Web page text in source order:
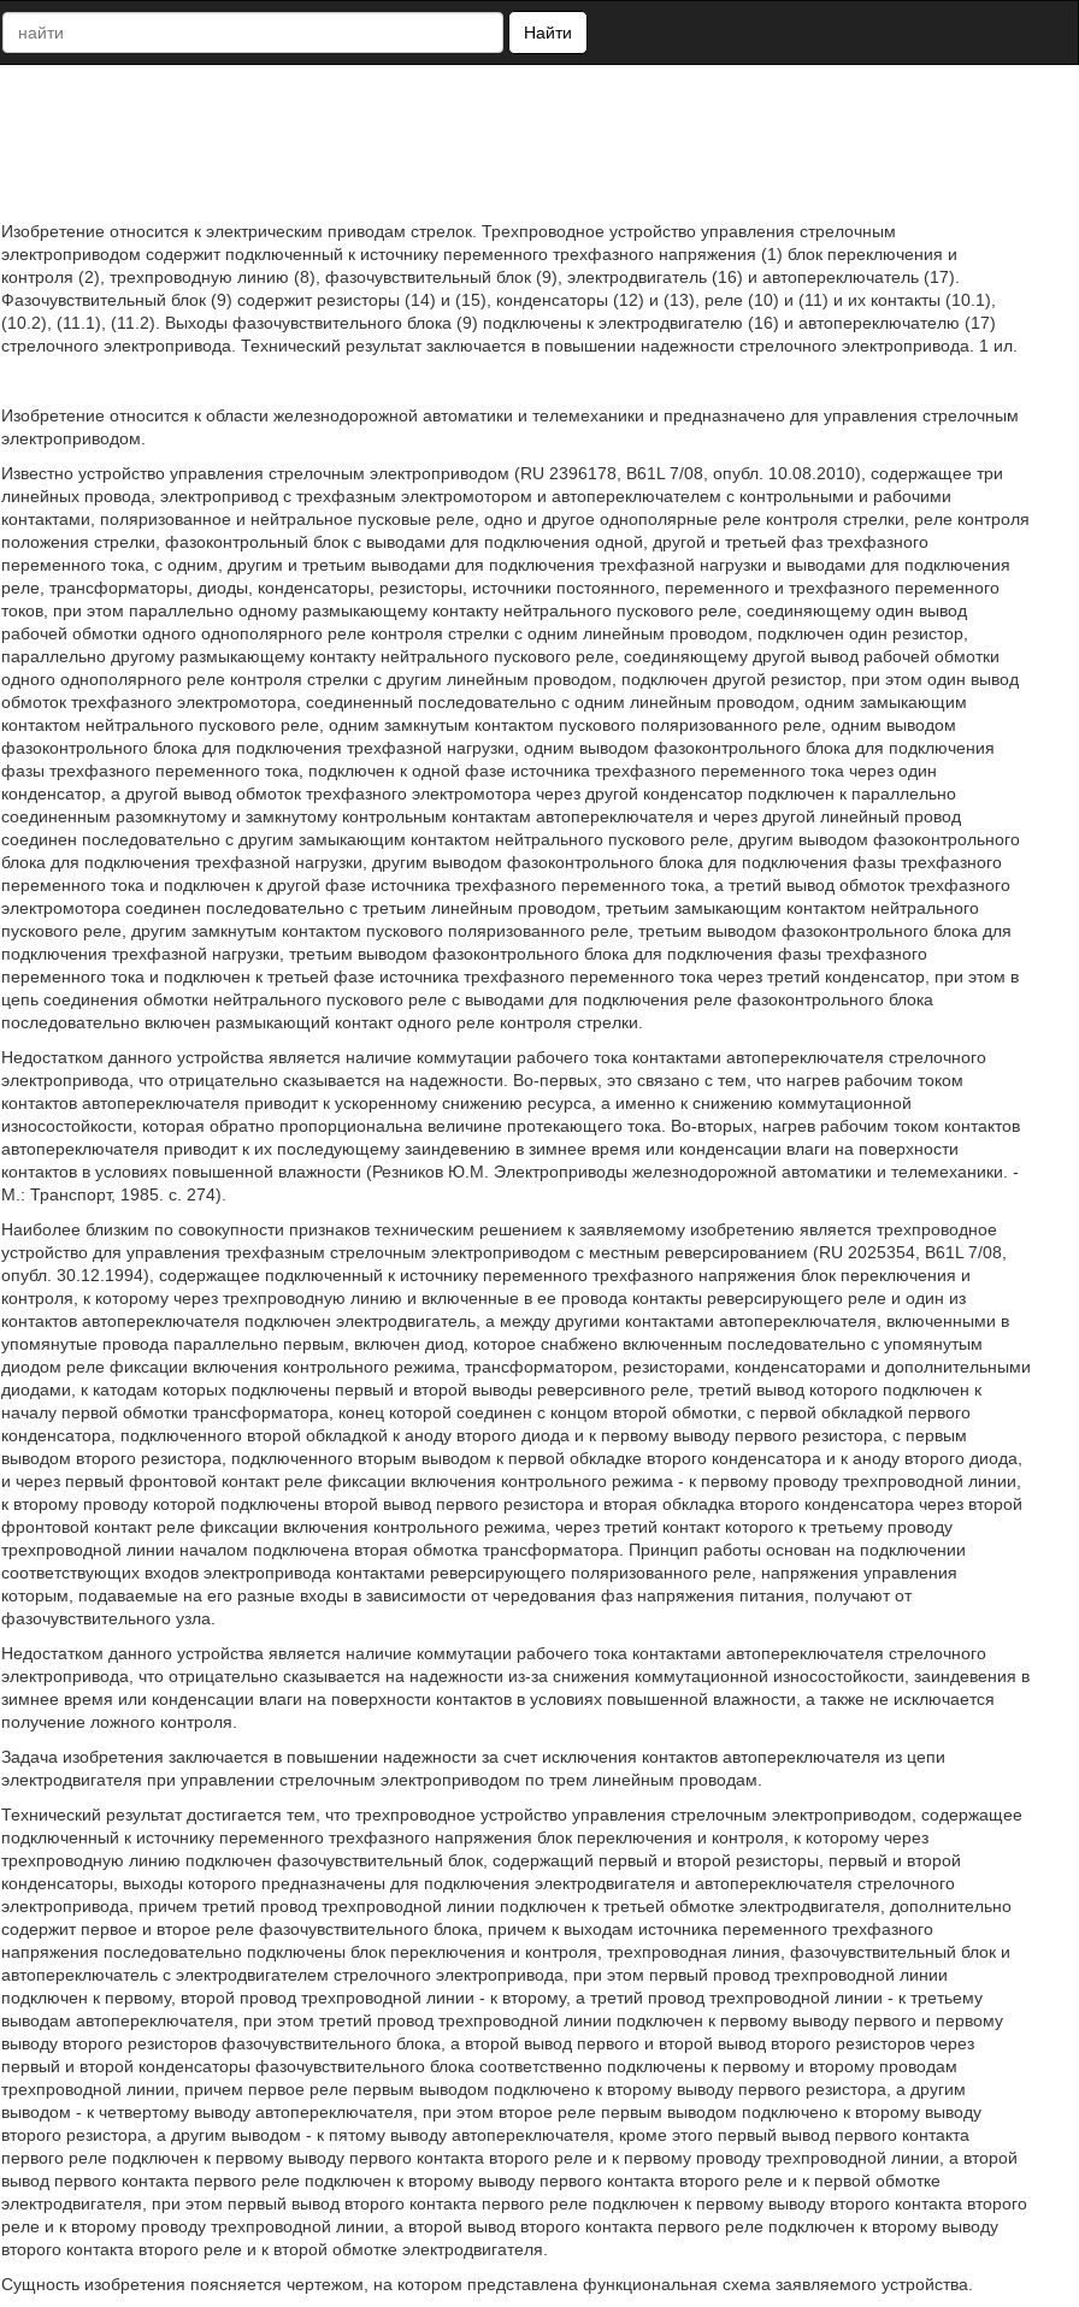
Найти
Изобретение относится к электрическим приводам стрелок. Трехпроводное устройство управления стрелочным
электроприводом содержит подключенный к источнику переменного трехфазного напряжения (1) блок переключения и
контроля (2), трехпроводную линию (8), фазочувствительный блок (9), электродвигатель (16) и автопереключатель (17).
Фазочувствительный блок (9) содержит резисторы (14) и (15), конденсаторы (12) и (13), реле (10) и (11) и их контакты (10.1),
(10.2), (11.1), (11.2). Выходы фазочувствительного блока (9) подключены к электродвигателю (16) и автопереключателю (17)
стрелочного электропривода. Технический результат заключается в повышении надежности стрелочного электропривода. 1 ил.
Изобретение относится к области железнодорожной автоматики и телемеханики и предназначено для управления стрелочным
электроприводом.
Известно устройство управления стрелочным электроприводом (RU 2396178, B61L 7/08, опубл. 10.08.2010), содержащее три
линейных провода, электропривод с трехфазным электромотором и автопереключателем с контрольными и рабочими
контактами, поляризованное и нейтральное пусковые реле, одно и другое однополярные реле контроля стрелки, реле контроля
положения стрелки, фазоконтрольный блок с выводами для подключения одной, другой и третьей фаз трехфазного
переменного тока, с одним, другим и третьим выводами для подключения трехфазной нагрузки и выводами для подключения
реле, трансформаторы, диоды, конденсаторы, резисторы, источники постоянного, переменного и трехфазного переменного
токов, при этом параллельно одному размыкающему контакту нейтрального пускового реле, соединяющему один вывод
рабочей обмотки одного однополярного реле контроля стрелки с одним линейным проводом, подключен один резистор,
параллельно другому размыкающему контакту нейтрального пускового реле, соединяющему другой вывод рабочей обмотки
одного однополярного реле контроля стрелки с другим линейным проводом, подключен другой резистор, при этом один вывод
обмоток трехфазного электромотора, соединенный последовательно с одним линейным проводом, одним замыкающим
контактом нейтрального пускового реле, одним замкнутым контактом пускового поляризованного реле, одним выводом
фазоконтрольного блока для подключения трехфазной нагрузки, одним выводом фазоконтрольного блока для подключения
фазы трехфазного переменного тока, подключен к одной фазе источника трехфазного переменного тока через один
конденсатор, а другой вывод обмоток трехфазного электромотора через другой конденсатор подключен к параллельно
соединенным разомкнутому и замкнутому контрольным контактам автопереключателя и через другой линейный провод
соединен последовательно с другим замыкающим контактом нейтрального пускового реле, другим выводом фазоконтрольного
блока для подключения трехфазной нагрузки, другим выводом фазоконтрольного блока для подключения фазы трехфазного
переменного тока и подключен к другой фазе источника трехфазного переменного тока, а третий вывод обмоток трехфазного
электромотора соединен последовательно с третьим линейным проводом, третьим замыкающим контактом нейтрального
пускового реле, другим замкнутым контактом пускового поляризованного реле, третьим выводом фазоконтрольного блока для
подключения трехфазной нагрузки, третьим выводом фазоконтрольного блока для подключения фазы трехфазного
переменного тока и подключен к третьей фазе источника трехфазного переменного тока через третий конденсатор, при этом в
цепь соединения обмотки нейтрального пускового реле с выводами для подключения реле фазоконтрольного блока
последовательно включен размыкающий контакт одного реле контроля стрелки.
Недостатком данного устройства является наличие коммутации рабочего тока контактами автопереключателя стрелочного
электропривода, что отрицательно сказывается на надежности. Во-первых, это связано с тем, что нагрев рабочим током
контактов автопереключателя приводит к ускоренному снижению ресурса, а именно к снижению коммутационной
износостойкости, которая обратно пропорциональна величине протекающего тока. Во-вторых, нагрев рабочим током контактов
автопереключателя приводит к их последующему заиндевению в зимнее время или конденсации влаги на поверхности
контактов в условиях повышенной влажности (Резников Ю.М. Электроприводы железнодорожной автоматики и телемеханики. -
М.: Транспорт, 1985. с. 274).
Наиболее близким по совокупности признаков техническим решением к заявляемому изобретению является трехпроводное
устройство для управления трехфазным стрелочным электроприводом с местным реверсированием (RU 2025354, B61L 7/08,
опубл. 30.12.1994), содержащее подключенный к источнику переменного трехфазного напряжения блок переключения и
контроля, к которому через трехпроводную линию и включенные в ее провода контакты реверсирующего реле и один из
контактов автопереключателя подключен электродвигатель, а между другими контактами автопереключателя, включенными в
упомянутые провода параллельно первым, включен диод, которое снабжено включенным последовательно с упомянутым
диодом реле фиксации включения контрольного режима, трансформатором, резисторами, конденсаторами и дополнительными
диодами, к катодам которых подключены первый и второй выводы реверсивного реле, третий вывод которого подключен к
началу первой обмотки трансформатора, конец которой соединен с концом второй обмотки, с первой обкладкой первого
конденсатора, подключенного второй обкладкой к аноду второго диода и к первому выводу первого резистора, с первым
выводом второго резистора, подключенного вторым выводом к первой обкладке второго конденсатора и к аноду второго диода,
и через первый фронтовой контакт реле фиксации включения контрольного режима - к первому проводу трехпроводной линии,
к второму проводу которой подключены второй вывод первого резистора и вторая обкладка второго конденсатора через второй
фронтовой контакт реле фиксации включения контрольного режима, через третий контакт которого к третьему проводу
трехпроводной линии началом подключена вторая обмотка трансформатора. Принцип работы основан на подключении
соответствующих входов электропривода контактами реверсирующего поляризованного реле, напряжения управления
которым, подаваемые на его разные входы в зависимости от чередования фаз напряжения питания, получают от
фазочувствительного узла.
Недостатком данного устройства является наличие коммутации рабочего тока контактами автопереключателя стрелочного
электропривода, что отрицательно сказывается на надежности из-за снижения коммутационной износостойкости, заиндевения в
зимнее время или конденсации влаги на поверхности контактов в условиях повышенной влажности, а также не исключается
получение ложного контроля.
Задача изобретения заключается в повышении надежности за счет исключения контактов автопереключателя из цепи
электродвигателя при управлении стрелочным электроприводом по трем линейным проводам.
Технический результат достигается тем, что трехпроводное устройство управления стрелочным электроприводом, содержащее
подключенный к источнику переменного трехфазного напряжения блок переключения и контроля, к которому через
трехпроводную линию подключен фазочувствительный блок, содержащий первый и второй резисторы, первый и второй
конденсаторы, выходы которого предназначены для подключения электродвигателя и автопереключателя стрелочного
электропривода, причем третий провод трехпроводной линии подключен к третьей обмотке электродвигателя, дополнительно
содержит первое и второе реле фазочувствительного блока, причем к выходам источника переменного трехфазного
напряжения последовательно подключены блок переключения и контроля, трехпроводная линия, фазочувствительный блок и
автопереключатель с электродвигателем стрелочного электропривода, при этом первый провод трехпроводной линии
подключен к первому, второй провод трехпроводной линии - к второму, а третий провод трехпроводной линии - к третьему
выводам автопереключателя, при этом третий провод трехпроводной линии подключен к первому выводу первого и первому
выводу второго резисторов фазочувствительного блока, а второй вывод первого и второй вывод второго резисторов через
первый и второй конденсаторы фазочувствительного блока соответственно подключены к первому и второму проводам
трехпроводной линии, причем первое реле первым выводом подключено к второму выводу первого резистора, а другим
выводом - к четвертому выводу автопереключателя, при этом второе реле первым выводом подключено к второму выводу
второго резистора, а другим выводом - к пятому выводу автопереключателя, кроме этого первый вывод первого контакта
первого реле подключен к первому выводу первого контакта второго реле и к первому проводу трехпроводной линии, а второй
вывод первого контакта первого реле подключен к второму выводу первого контакта второго реле и к первой обмотке
электродвигателя, при этом первый вывод второго контакта первого реле подключен к первому выводу второго контакта второго
реле и к второму проводу трехпроводной линии, а второй вывод второго контакта первого реле подключен к второму выводу
второго контакта второго реле и к второй обмотке электродвигателя.
Сущность изобретения поясняется чертежом, на котором представлена функциональная схема заявляемого устройства.